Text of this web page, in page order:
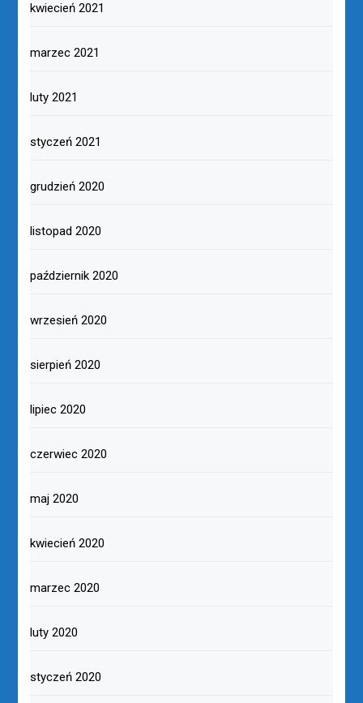
kwiecień 2021
marzec 2021
luty 2021
styczeń 2021
grudzień 2020
listopad 2020
październik 2020
wrzesień 2020
sierpień 2020
lipiec 2020
czerwiec 2020
maj 2020
kwiecień 2020
marzec 2020
luty 2020
styczeń 2020